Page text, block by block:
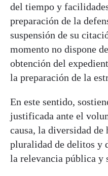
del tiempo y
preparación de la
suspensión de su
momento no dispone
obtención del
la preparación de la
En este sentido,
justificada ante el
causa, la diversidad de
pluralidad de delitos y
la relevancia pública y